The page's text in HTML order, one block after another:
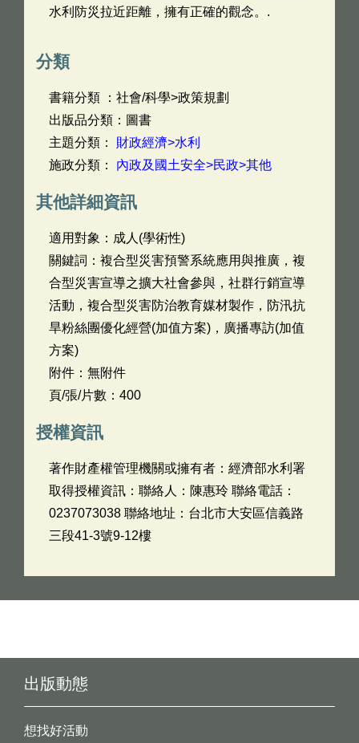
水利防災拉近距離，擁有正確的觀念。.
分類
書籍分類 ：社會/科學>政策規劃
出版品分類：圖書
主題分類： 財政經濟>水利
施政分類： 內政及國土安全>民政>其他
其他詳細資訊
適用對象：成人(學術性)
關鍵詞：複合型災害預警系統應用與推廣，複
合型災害宣導之擴大社會參與，社群行銷宣導
活動，複合型災害防治教育媒材製作，防汛抗
旱粉絲團優化經營(加值方案)，廣播專訪(加值
方案)
附件：無附件
頁/張/片數：400
授權資訊
著作財產權管理機關或擁有者：經濟部水利署
取得授權資訊：聯絡人：陳惠玲 聯絡電話：
0237073038 聯絡地址：台北市大安區信義路
三段41-3號9-12樓
出版動態
想找好活動